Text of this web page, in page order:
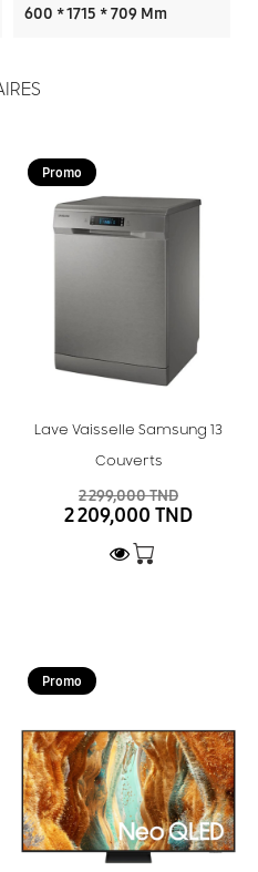
600 * 1715 * 709 Mm
Lave Vaisselle Samsung 13
Couverts
2 299,000 TND
2 209,000 TND
Promo
Promo